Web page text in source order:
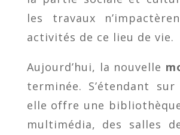
les travaux
activités de ce lieu de vie.
Aujourd’hui, la nouvelle
terminée. S’étendant
elle offre une
multimédia, des salles